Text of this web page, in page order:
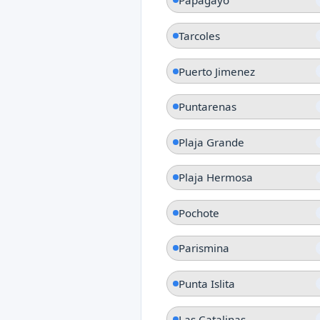
Tarcoles
Puerto Jimenez
Puntarenas
Plaja Grande
Plaja Hermosa
Pochote
Parismina
Punta Islita